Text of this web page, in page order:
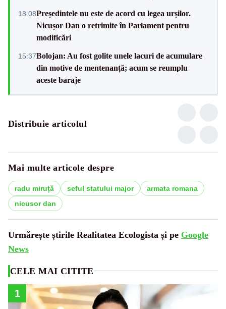
18:08Președintele nu este de acord cu legea urșilor.
Nicușor Dan o retrimite în Parlament pentru
modificări
15:37Bolojan: Au fost golite unele lacuri de acumulare
din motive de mentenanță; acum se reumplu
aceste baraje
Distribuie articolul
Mai multe articole despre
radu miruță seful statului major
armata romana
nicusor dan
Urmărește știrile Realitatea Ecologista și pe Google
News
CELE MAI CITITE
1